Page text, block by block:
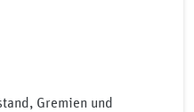
Gremien und